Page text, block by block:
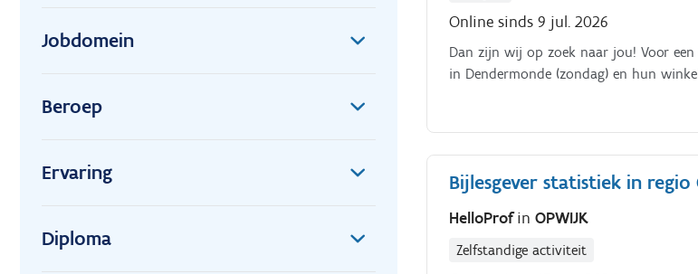
Jobdomein
Beroep
Ervaring
Diploma
Online sinds 9 jul. 2026
Dan zijn wij op zoek naar jou! Voor
in Dendermonde (zondag) en hun
Bijlesgever statistiek in regio
HelloProfinOPWIJK
Zelfstandige activiteit